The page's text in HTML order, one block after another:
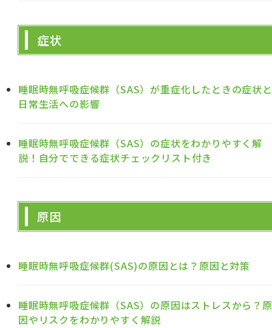
症状
睡眠時無呼吸症候群（SAS）が重症化したときの症状と
日常生活への影響
睡眠時無呼吸症候群（SAS）の症状をわかりやすく解
説！自分でできる症状チェックリスト付き
原因
睡眠時無呼吸症候群(SAS)の原因とは？原因と対策
睡眠時無呼吸症候群（SAS）の原因はストレスから？原
因やリスクをわかりやすく解説